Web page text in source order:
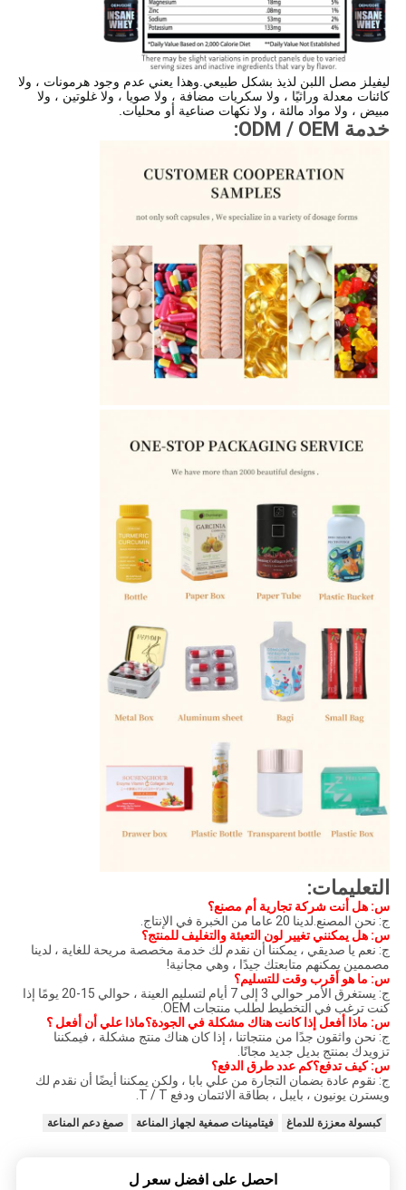
ليفيلز مصل اللبن لذيذ بشكل طبيعي.وهذا يعني عدم وجود هرمونات ، ولا
كائنات معدلة وراثيًا ، ولا سكريات مضافة ، ولا صويا ، ولا غلوتين ، ولا
مبيض ، ولا مواد مالئة ، ولا نكهات صناعية أو محليات.
خدمة ODM / OEM:
التعليمات:
س: هل أنت شركة تجارية أم مصنع؟
ج: نحن المصنع.لدينا 20 عاما من الخبرة في الإنتاج.
س: هل يمكنني تغيير لون التعبئة والتغليف للمنتج؟
ج: نعم يا صديقي ، يمكننا أن نقدم لك خدمة مخصصة مريحة للغاية ، لدينا
مصممين يمكنهم متابعتك جيدًا ، وهي مجانية!
س: ما هو أقرب وقت للتسليم؟
ج: يستغرق الأمر حوالي 3 إلى 7 أيام لتسليم العينة ، حوالي 15-20 يومًا إذا
كنت ترغب في التخطيط لطلب منتجات OEM.
س: ماذا أفعل إذا كانت هناك مشكلة في الجودة؟ماذا علي أن أفعل ؟
ج: نحن واثقون جدًا من منتجاتنا ، إذا كان هناك منتج مشكلة ، فيمكننا
تزويدك بمنتج بديل جديد مجانًا.
س: كيف تدفع؟كم عدد طرق الدفع؟
ج: نقوم عادة بضمان التجارة من علي بابا ، ولكن يمكننا أيضًا أن نقدم لك
ويسترن يونيون ، بايبل ، بطاقة الائتمان ودفع T / T.
كبسولة معززة للدماغ فيتامينات صمغية لجهاز المناعة صمغ دعم المناعة
احصل على افضل سعر ل